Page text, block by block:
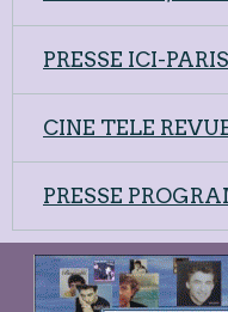
PRESSE ICI-PARIS
CINE TELE
PRESSE